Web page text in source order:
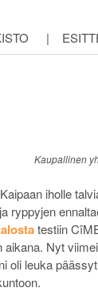
|
Kaupallinen
iholle
ryppyjen
testiin
Nyt
oli leuka